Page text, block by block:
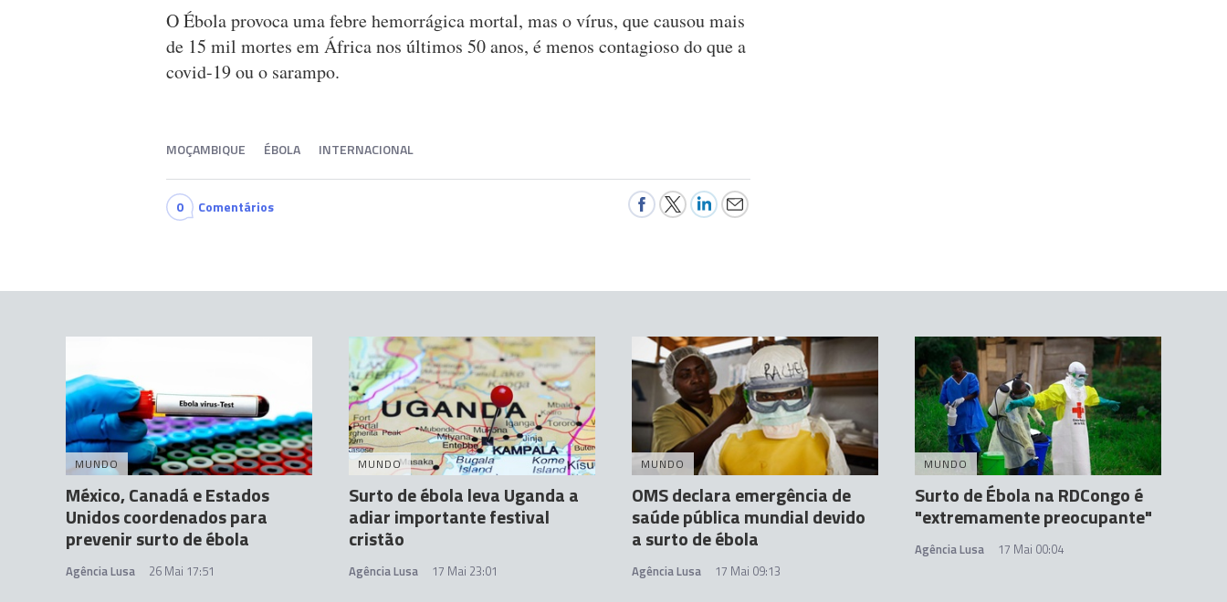
O Ébola provoca uma febre hemorrágica mortal, mas o vírus, que causou mais
de 15 mil mortes em África nos últimos 50 anos, é menos contagioso do que a
covid-19 ou o sarampo.
MOÇAMBIQUE ÉBOLA INTERNACIONAL
0 Comentários
MUNDO
México, Canadá e Estados
Unidos coordenados para
prevenir surto de ébola
Agência Lusa 26 Mai 17:51
MUNDO
Surto de ébola leva Uganda a
adiar importante festival
cristão
Agência Lusa 17 Mai 23:01
MUNDO
OMS declara emergência de
saúde pública mundial devido
a surto de ébola
Agência Lusa 17 Mai 09:13
MUNDO
Surto de Ébola na RDCongo é
"extremamente preocupante"
Agência Lusa 17 Mai 00:04